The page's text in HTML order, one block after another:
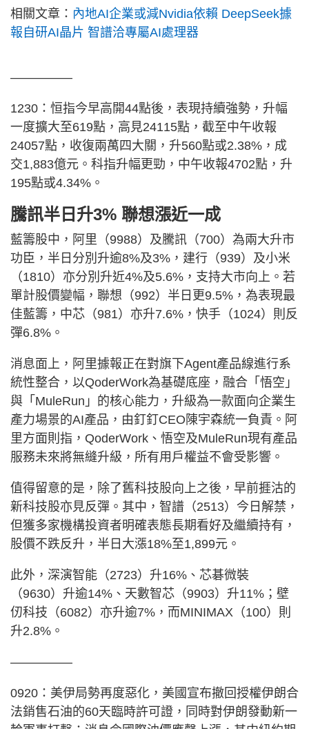
相關文章： 內地AI企業或減Nvidia依賴 DeepSeek據
報自研AI晶片 智譜洽專屬AI處理器
—————
1230：恒指今早高開44點後，表現持續強勢，升幅
一度擴大至619點，高見24115點，截至中午收報
24057點，收復兩萬四大關，升560點或2.38%，成
交1,883億元。科指升幅更勁，中午收報4702點，升
195點或4.34%。
騰訊半日升3% 聯想漲近一成
藍籌股中，阿里（9988）及騰訊（700）為兩大升市
功臣，半日分別升逾8%及3%，建行（939）及小米
（1810）亦分別升近4%及5.6%，支持大市向上。若
單計股價變幅，聯想（992）半日更9.5%，為表現最
佳藍籌，中芯（981）亦升7.6%，快手（1024）則反
彈6.8%。
消息面上，阿里據報正在對旗下Agent產品線進行系
統性整合，以QoderWork為基礎底座，融合「悟空」
與「MuleRun」的核心能力，升級為一款面向企業生
產力場景的AI產品，由釘釘CEO陳宇森統一負責。阿
里方面則指，QoderWork、悟空及MuleRun現有產品
服務未來將無縫升級，所有用戶權益不會受影響。
值得留意的是，除了舊科技股向上之後，早前捱沽的
新科技股亦見反彈。其中，智譜（2513）今日解禁，
但獲多家機構投資者明確表態長期看好及繼續持有，
股價不跌反升，半日大漲18%至1,899元。
此外，深演智能（2723）升16%、芯碁微裝
（9630）升逾14%、天數智芯（9903）升11%；壁
仞科技（6082）亦升逾7%，而MINIMAX（100）則
升2.8%。
—————
0920：美伊局勢再度惡化，美國宣布撤回授權伊朗合
法銷售石油的60天臨時許可證，同時對伊朗發動新一